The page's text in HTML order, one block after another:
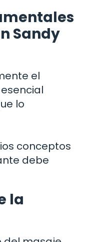
Sandy
el
lo
conceptos
debe
la